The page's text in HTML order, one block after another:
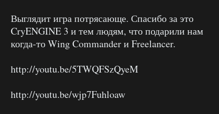
Выглядит игра потрясающе. Спасибо за это
CryENGINE 3 и тем людям, что подарили нам
когда-то Wing Commander и Freelancer.
http://youtu.be/5TWQFSzQyeM
http://youtu.be/wjp7Fuhloaw